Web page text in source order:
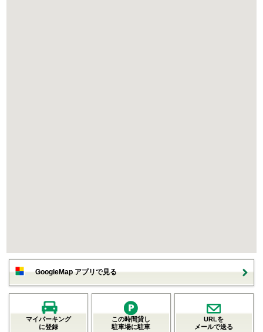
GoogleMap アプリで見る
マイパーキング
に登録
この時間貸し
駐車場に駐車
URLを
メールで送る